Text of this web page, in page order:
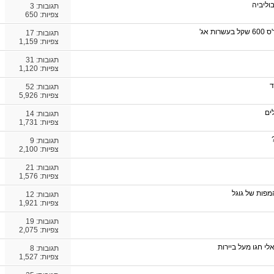
תגובות: 3
צפיות: 650
אג' תגובות: 17
צפיות: 1,159
תגובות: 31
צפיות: 1,120
תגובות: 52
צפיות: 5,926
תגובות: 14
צפיות: 1,731
תגובות: 9
צפיות: 2,100
תגובות: 21
צפיות: 1,576
של גוגל תגובות: 12
צפיות: 1,921
תגובות: 19
צפיות: 2,075
חגו מעל ביירות תגובות: 8
צפיות: 1,527